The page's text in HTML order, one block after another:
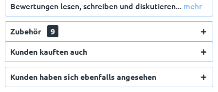
Bewertungen lesen, schreiben und diskutieren... mehr
Zubehör
9
Kunden kauften auch
Kunden haben sich ebenfalls angesehen
E-Mail
Anmelden